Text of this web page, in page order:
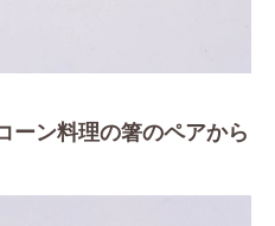
ーン料理の箸のペアから